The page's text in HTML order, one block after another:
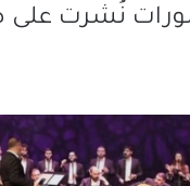
نُشرت